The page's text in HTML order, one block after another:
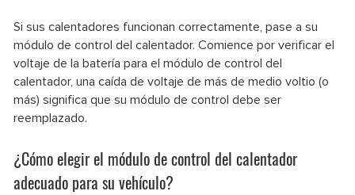
Si sus calentadores funcionan correctamente, pase a su
módulo de control del calentador. Comience por verificar el
voltaje de la batería para el módulo de control del
calentador, una caída de voltaje de más de medio voltio (o
más) significa que su módulo de control debe ser
reemplazado.
¿Cómo elegir el módulo de control del calentador
adecuado para su vehículo?